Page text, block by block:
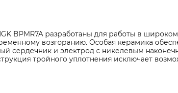
BPMR7A разработаны для работы в
возгоранию. Особая керамика
сердечник и электрод с никелевым
тройного уплотнения исключает